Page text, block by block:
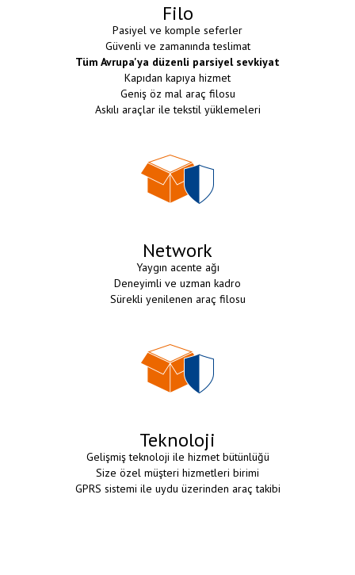
Filo
Pasiyel ve komple seferler
Güvenli ve zamanında teslimat
Tüm Avrupa'ya düzenli parsiyel sevkiyat
Kapıdan kapıya hizmet
Geniş öz mal araç filosu
Askılı araçlar ile tekstil yüklemeleri
Network
Yaygın acente ağı
Deneyimli ve uzman kadro
Sürekli yenilenen araç filosu
Teknoloji
Gelişmiş teknoloji ile hizmet bütünlüğü
Size özel müşteri hizmetleri birimi
GPRS sistemi ile uydu üzerinden araç takibi